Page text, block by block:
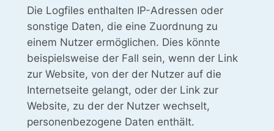
Die Logfiles enthalten IP-Adressen oder
sonstige Daten, die eine Zuordnung zu
einem Nutzer ermöglichen. Dies könnte
beispielsweise der Fall sein, wenn der Link
zur Website, von der der Nutzer auf die
Internetseite gelangt, oder der Link zur
Website, zu der der Nutzer wechselt,
personenbezogene Daten enthält.